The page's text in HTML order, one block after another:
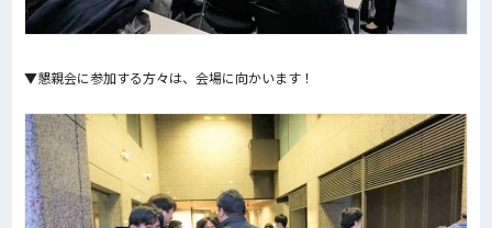
▼懇親会に参加する方々は、会場に向かいます！